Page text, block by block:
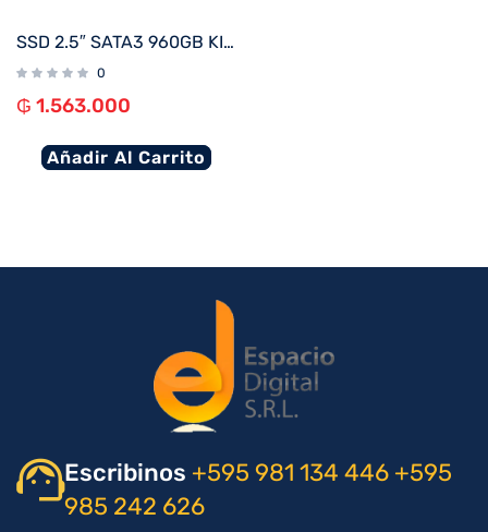
SSD 2.5″ SATA3 960GB KINGSTON SA400S37/960G
0
₲ 1.563.000
Añadir Al Carrito
Escribinos +595 981 134 446 +595
985 242 626